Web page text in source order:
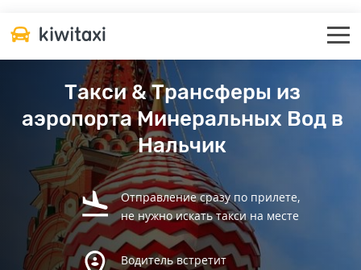
Такси & Трансферы из
аэропорта Минеральных Вод в
Нальчик
Отправление сразу по прилете,
не нужно искать такси на месте
Водитель встретит